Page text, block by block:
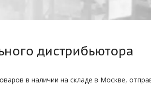
дистрибьютора
в наличии на складе в Москве,